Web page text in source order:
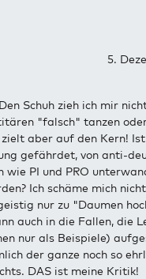
5.
Schuh zieh ich mir
"falsch" tanzen
aber auf den Kern!
gefährdet, von anti-
PI und PRO
Ich schäme mich
nur zu "Daumen
auch in die Fallen, die
nur als Beispiele)
der ganze noch so
DAS ist meine Kritik!